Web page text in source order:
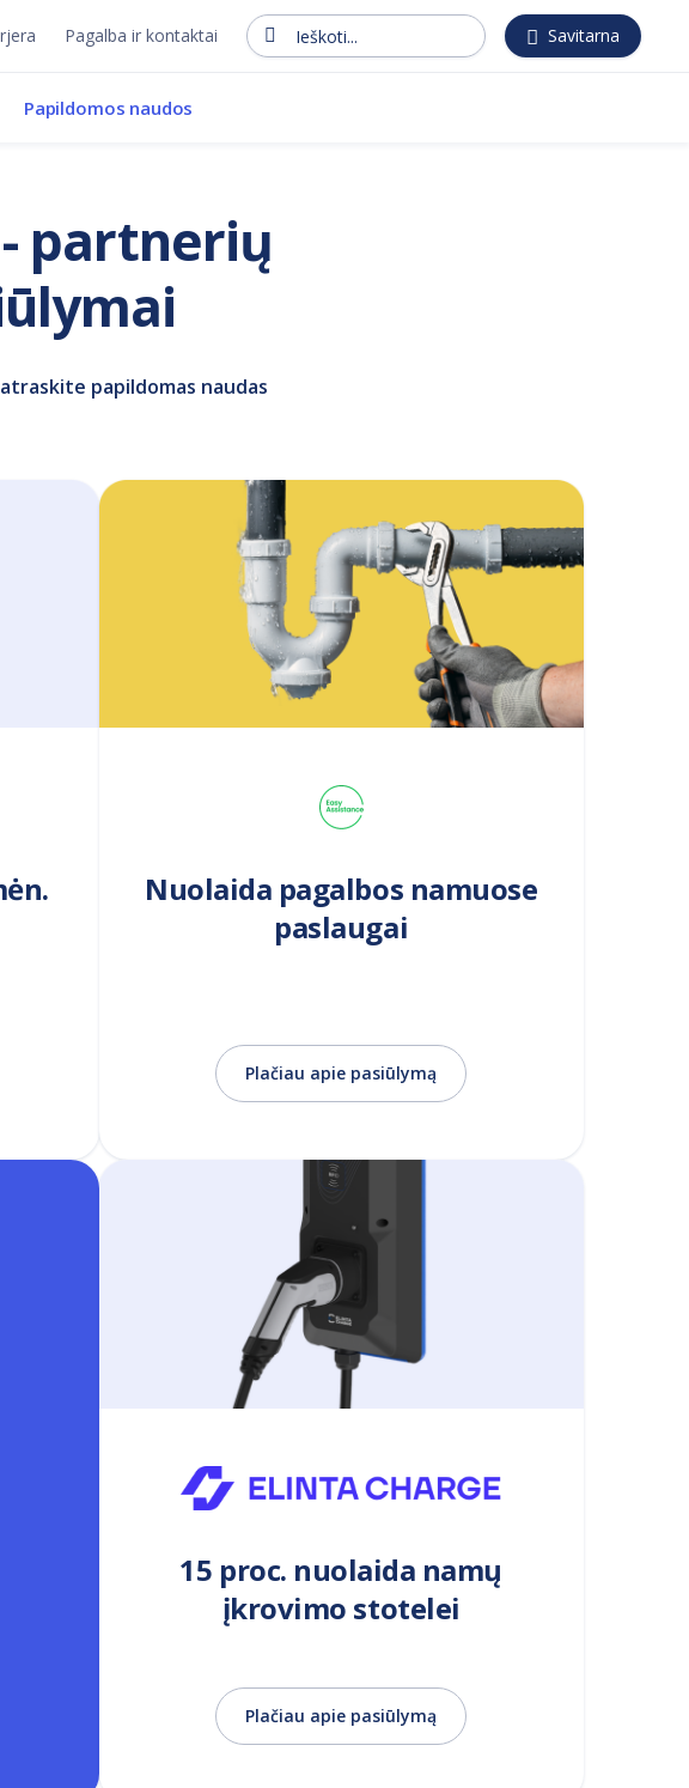
Pagalba ir kontaktai Ieškoti... Savitarna
Papildomos naudos
partnerių
papildomas naudas
Nuolaida pagalbos namuose
paslaugai
Plačiau apie pasiūlymą
15 proc. nuolaida namų
įkrovimo stotelei
Plačiau apie pasiūlymą